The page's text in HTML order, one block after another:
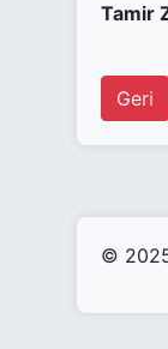
Tamir
Geri
© 2025